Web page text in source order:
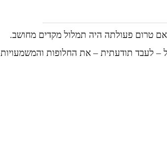
אם טרום פעולתה היה תמלול מקדים מחושב.
– לעבד תודעתית – את החלופות והמשמעויות